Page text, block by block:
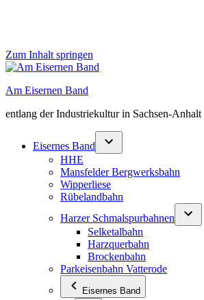
Zum Inhalt springen
Am Eisernen Band
entlang der Industriekultur in Sachsen-Anhalt
Eisernes Band
HHE
Mansfelder Bergwerksbahn
Wipperliese
Rübelandbahn
Harzer Schmalspurbahnen
Selketalbahn
Harzquerbahn
Brockenbahn
Parkeisenbahn Vatterode
Eisernes Band